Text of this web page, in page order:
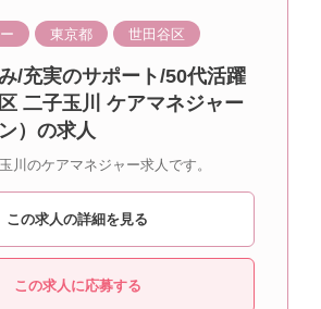
東京都 世田谷区
/充実のサポート/50代活躍
二子玉川 ケアマネジャー
）の求人
川のケアマネジャー求人です。
この求人の詳細を見る
この求人に応募する